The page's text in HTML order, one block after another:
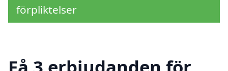
förpliktelser